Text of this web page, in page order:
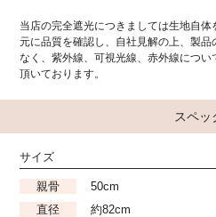
当店の完全遮光につきましては生地自
元に品質を確認し、自社見解の上、製
なく、紫外線、可視光線、赤外線につ
頂いております。
スペッ
サイズ
親骨
50cm
直径
約82cm